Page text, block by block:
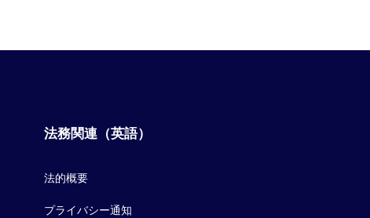
法務関連（英語）
法的概要
プライバシー通知